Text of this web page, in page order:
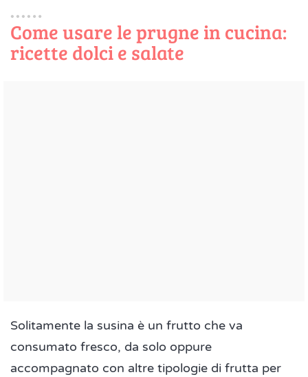
Come usare le prugne in cucina:
ricette dolci e salate
Solitamente la susina è un frutto che va
consumato fresco, da solo oppure
accompagnato con altre tipologie di frutta per